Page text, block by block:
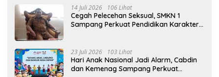
14 Juli 2026 106 Lihat
Cegah Pelecehan Seksual, SMKN 1
Sampang Perkuat Pendidikan Karakter
23 Juli 2026 103 Lihat
Hari Anak Nasional Jadi Alarm, Cabdin
dan Kemenag Sampang Perkuat